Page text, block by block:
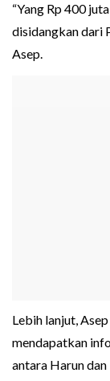
“Yang Rp 400
disidangkan dari
Asep.
Lebih lanjut,
mendapatkan
antara Harun